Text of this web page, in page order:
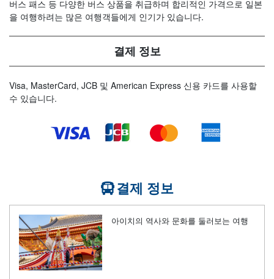
버스 패스 등 다양한 버스 상품을 취급하며 합리적인 가격으로 일본
을 여행하려는 많은 여행객들에게 인기가 있습니다.
결제 정보
Visa, MasterCard, JCB 및 American Express 신용 카드를 사용할
수 있습니다.
결제 정보
아이치의 역사와 문화를 둘러보는 여행